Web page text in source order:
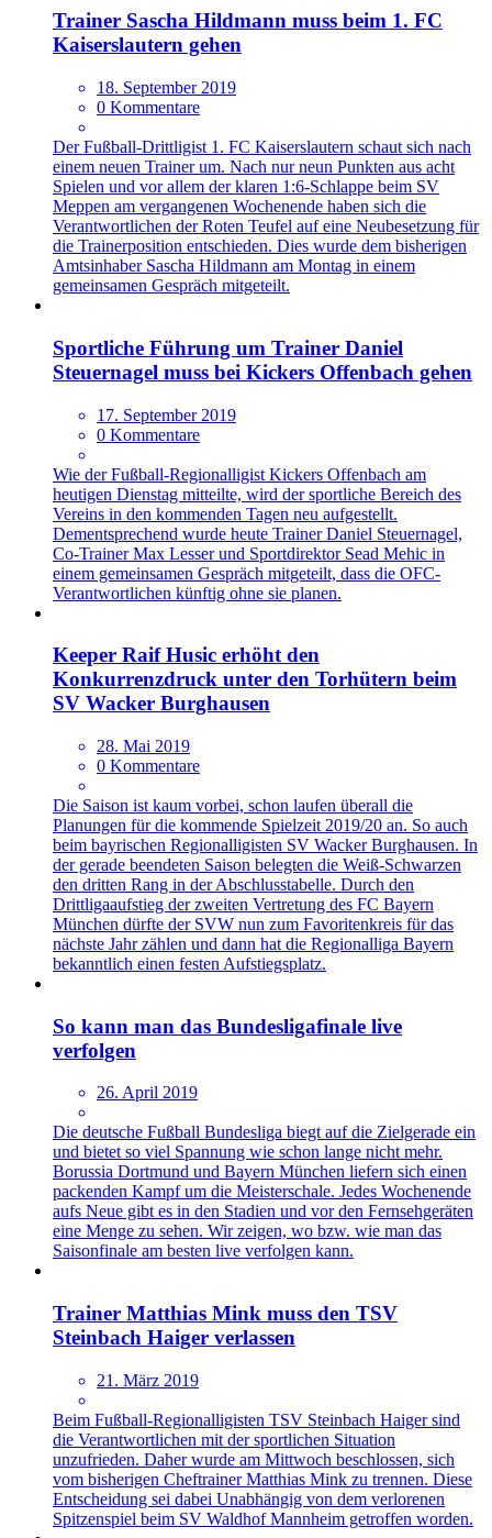
Trainer Sascha Hildmann muss beim 1. FC
Kaiserslautern gehen
18. September 2019
0 Kommentare
Der Fußball-Drittligist 1. FC Kaiserslautern schaut sich nach
einem neuen Trainer um. Nach nur neun Punkten aus acht
Spielen und vor allem der klaren 1:6-Schlappe beim SV
Meppen am vergangenen Wochenende haben sich die
Verantwortlichen der Roten Teufel auf eine Neubesetzung für
die Trainerposition entschieden. Dies wurde dem bisherigen
Amtsinhaber Sascha Hildmann am Montag in einem
gemeinsamen Gespräch mitgeteilt.
Sportliche Führung um Trainer Daniel
Steuernagel muss bei Kickers Offenbach gehen
17. September 2019
0 Kommentare
Wie der Fußball-Regionalligist Kickers Offenbach am
heutigen Dienstag mitteilte, wird der sportliche Bereich des
Vereins in den kommenden Tagen neu aufgestellt.
Dementsprechend wurde heute Trainer Daniel Steuernagel,
Co-Trainer Max Lesser und Sportdirektor Sead Mehic in
einem gemeinsamen Gespräch mitgeteilt, dass die OFC-
Verantwortlichen künftig ohne sie planen.
Keeper Raif Husic erhöht den
Konkurrenzdruck unter den Torhütern beim
SV Wacker Burghausen
28. Mai 2019
0 Kommentare
Die Saison ist kaum vorbei, schon laufen überall die
Planungen für die kommende Spielzeit 2019/20 an. So auch
beim bayrischen Regionalligisten SV Wacker Burghausen. In
der gerade beendeten Saison belegten die Weiß-Schwarzen
den dritten Rang in der Abschlusstabelle. Durch den
Drittligaaufstieg der zweiten Vertretung des FC Bayern
München dürfte der SVW nun zum Favoritenkreis für das
nächste Jahr zählen und dann hat die Regionalliga Bayern
bekanntlich einen festen Aufstiegsplatz.
So kann man das Bundesligafinale live
verfolgen
26. April 2019
Die deutsche Fußball Bundesliga biegt auf die Zielgerade ein
und bietet so viel Spannung wie schon lange nicht mehr.
Borussia Dortmund und Bayern München liefern sich einen
packenden Kampf um die Meisterschale. Jedes Wochenende
aufs Neue gibt es in den Stadien und vor den Fernsehgeräten
eine Menge zu sehen. Wir zeigen, wo bzw. wie man das
Saisonfinale am besten live verfolgen kann.
Trainer Matthias Mink muss den TSV
Steinbach Haiger verlassen
21. März 2019
Beim Fußball-Regionalligisten TSV Steinbach Haiger sind
die Verantwortlichen mit der sportlichen Situation
unzufrieden. Daher wurde am Mittwoch beschlossen, sich
vom bisherigen Cheftrainer Matthias Mink zu trennen. Diese
Entscheidung sei dabei Unabhängig von dem verlorenen
Spitzenspiel beim SV Waldhof Mannheim getroffen worden.